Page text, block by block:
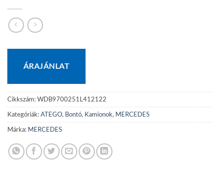
ÁRAJÁNLAT
Cikkszám: WDB9700251L412122
Kategóriák: ATEGO, Bontó, Kamionok, MERCEDES
Márka: MERCEDES